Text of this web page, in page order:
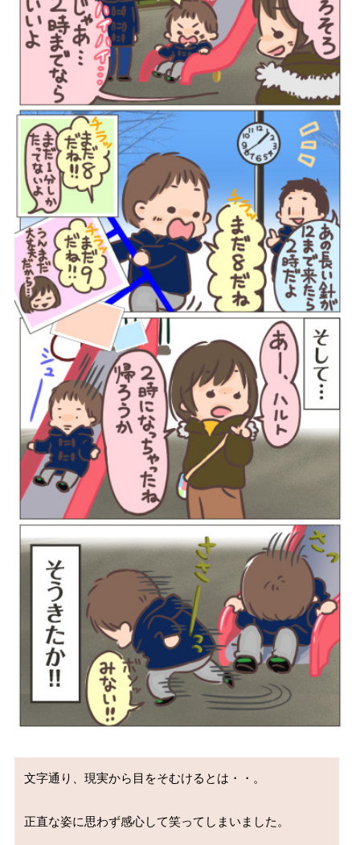
文字通り、現実から目をそむけるとは・・。
正直な姿に思わず感心して笑ってしまいました。